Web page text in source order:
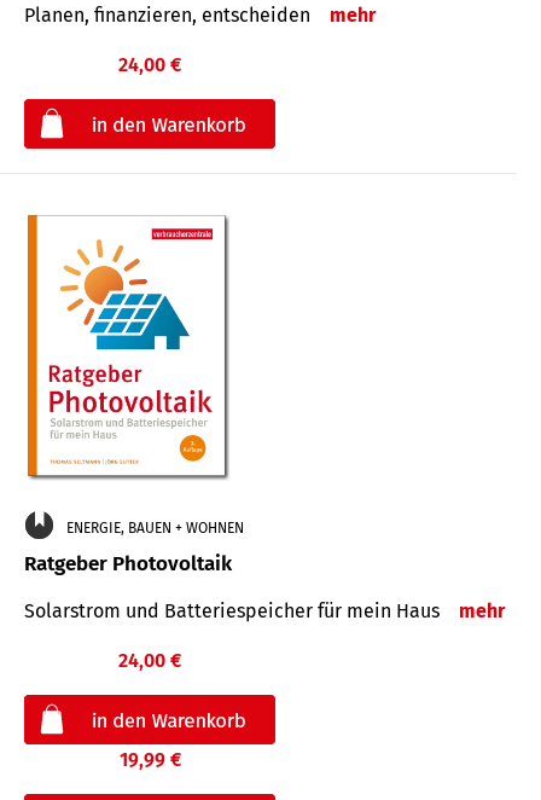
Planen, finanzieren, entscheiden mehr
24,00 €
ENERGIE, BAUEN + WOHNEN
Ratgeber Photovoltaik
Solarstrom und Batteriespeicher für mein Haus mehr
24,00 €
19,99 €